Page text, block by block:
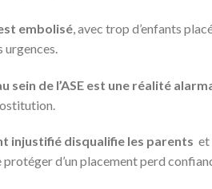
embolisé , avec trop d’enfants
sein de l’ASE est une réalité
injustifié disqualifie les parents et
protéger d’un placement perd